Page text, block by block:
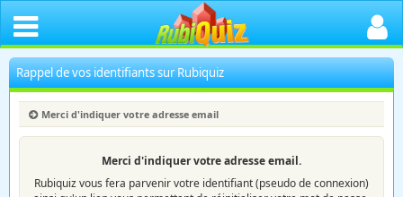
Rappel de vos identifiants sur Rubiquiz
Merci d'indiquer votre adresse email
Merci d'indiquer votre adresse email.
Rubiquiz vous fera parvenir votre identifiant (pseudo de connexion)